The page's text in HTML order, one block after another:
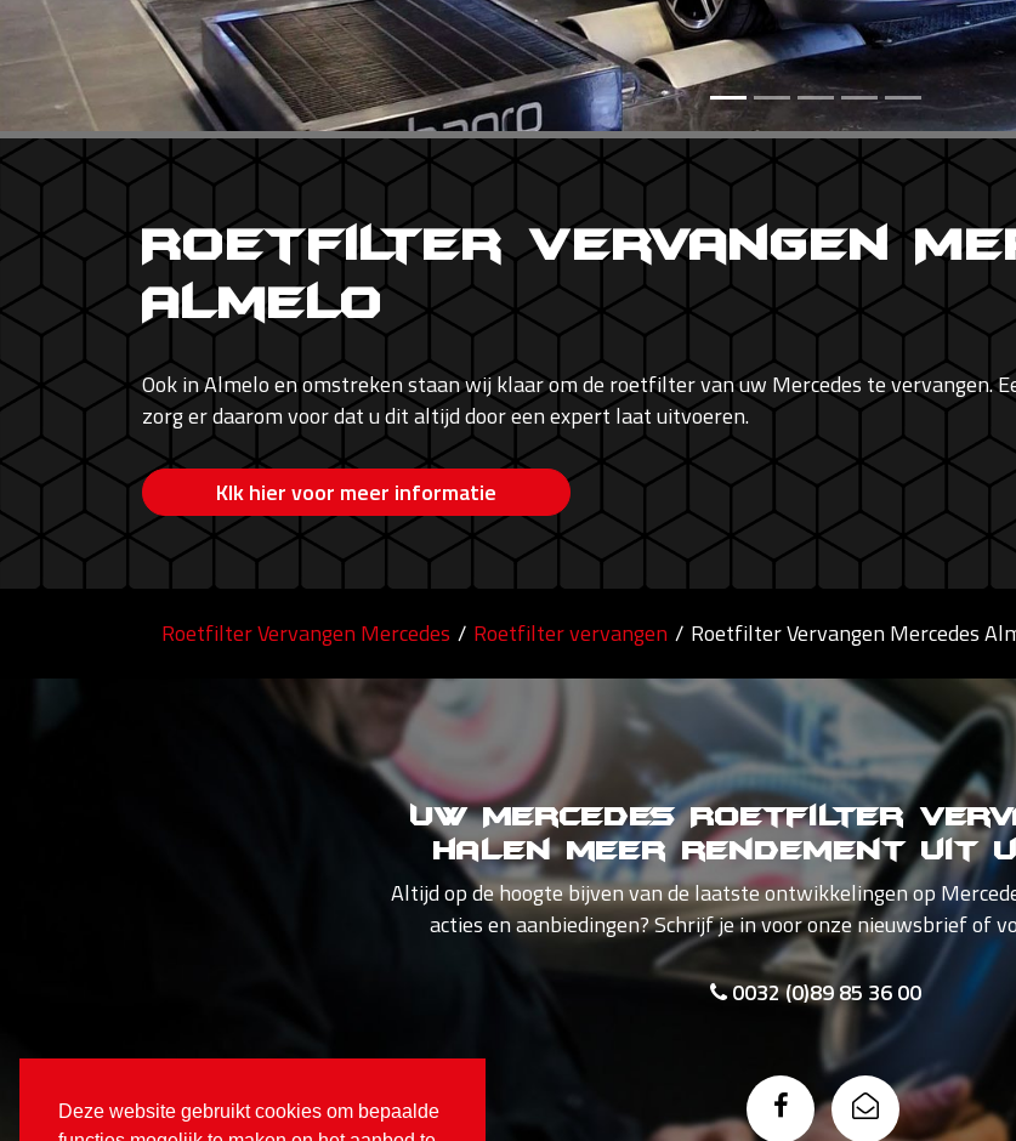
Deze website gebruikt cookies om bepaalde
Roetfilter Vervangen
Almelo
Ook in Almelo en omstreken staan wij klaar om de roetfilter van uw Mercedes te vervangen.
zorg er daarom voor dat u dit altijd door een expert laat uitvoeren.
Klk hier voor meer informatie
Roetfilter Vervangen Mercedes / Roetfilter vervangen / Roetfilter Vervangen Mercedes
Uw Mercedes Roetfilter
halen meer rendement uit
Altijd op de hoogte bijven van de laatste ontwikkelingen op
acties en aanbiedingen? Schrijf je in voor onze nieuwsbrief of
0032 (0)89 85 36 00